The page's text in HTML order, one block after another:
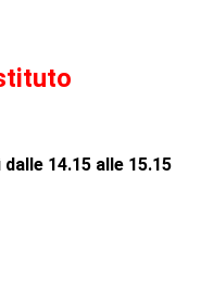
14.15 alle 15.15